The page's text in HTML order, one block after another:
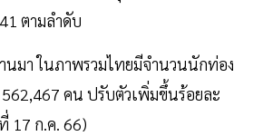
ตามลำดับ
มา ในภาพรวมไทยมีจำนวนนักท่อง
คน ปรับตัวเพิ่มขึ้นร้อยละ
17 ก.ค. 66)